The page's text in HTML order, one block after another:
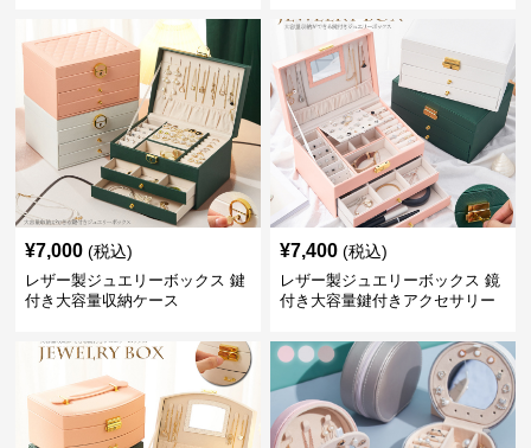
¥7,000 (税込)
レザー製ジュエリーボックス 鍵
付き大容量収納ケース
¥7,400 (税込)
レザー製ジュエリーボックス 鏡
付き大容量鍵付きアクセサリー